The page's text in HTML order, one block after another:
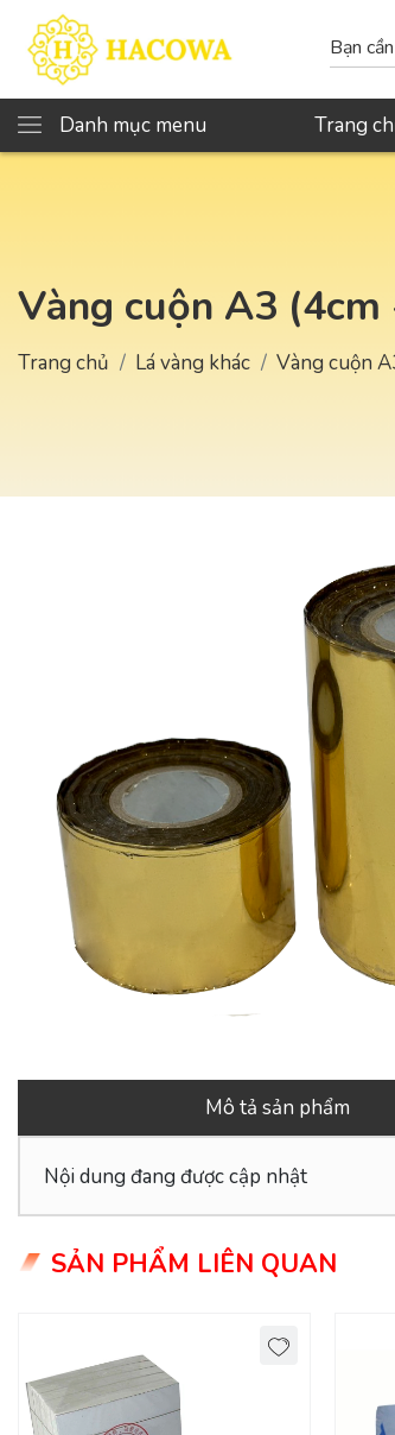
Danh mục menu Trang
Vàng cuộn A3
Trang chủ Lá vàng khác Vàng cuộn
Mô tả sản phẩm
Nội dung đang được cập nhật
SẢN PHẨM LIÊN QUAN